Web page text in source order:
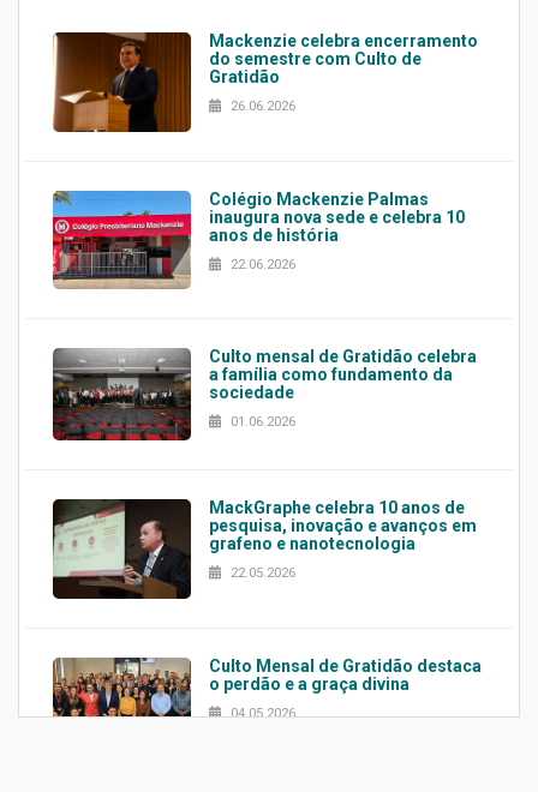
Mackenzie celebra encerramento
do semestre com Culto de
Gratidão
26.06.2026
Colégio Mackenzie Palmas
inaugura nova sede e celebra 10
anos de história
22.06.2026
Culto mensal de Gratidão celebra
a família como fundamento da
sociedade
01.06.2026
MackGraphe celebra 10 anos de
pesquisa, inovação e avanços em
grafeno e nanotecnologia
22.05.2026
Culto Mensal de Gratidão destaca
o perdão e a graça divina
04.05.2026